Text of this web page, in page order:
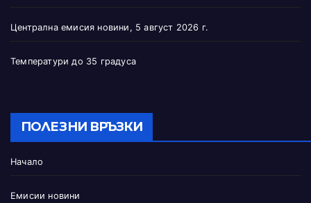
Централна емисия новини, 5 август 2026 г.
Температури до 35 градуса
ПОЛЕЗНИ ВРЪЗКИ
Начало
Емисии новини